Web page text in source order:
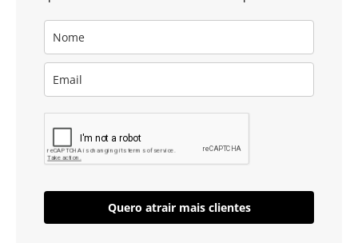
Quero atrair mais clientes